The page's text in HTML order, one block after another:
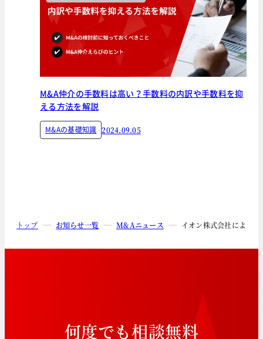
M&A仲介の手数料は高い？手数料の内訳や手数料を抑
える方法を解説
M&Aの基礎知識 2024.09.05
トップ お知らせ一覧 M&Aニュース イオン株式会社による
何度でも相談無料